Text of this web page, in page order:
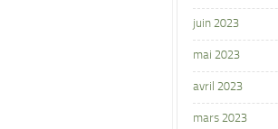
juin 2023
mai 2023
avril 2023
mars 2023